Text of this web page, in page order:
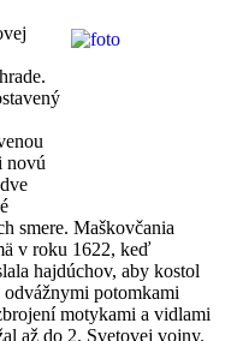
novú
smere. Maškovčania
v roku 1622, keď
hajdúchov, aby kostol
potomkami
motykami a vidlami
až do 2. Svetovej vojny.